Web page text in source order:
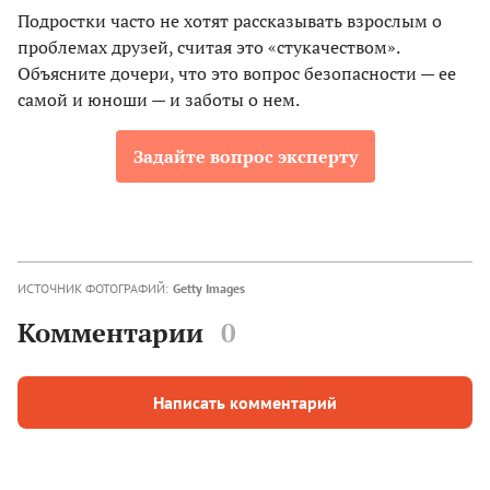
Подростки часто не хотят рассказывать взрослым о
проблемах друзей, считая это «стукачеством».
Объясните дочери, что это вопрос безопасности — ее
самой и юноши — и заботы о нем.
Задайте вопрос эксперту
ИСТОЧНИК ФОТОГРАФИЙ: Getty Images
Комментарии 0
Написать комментарий